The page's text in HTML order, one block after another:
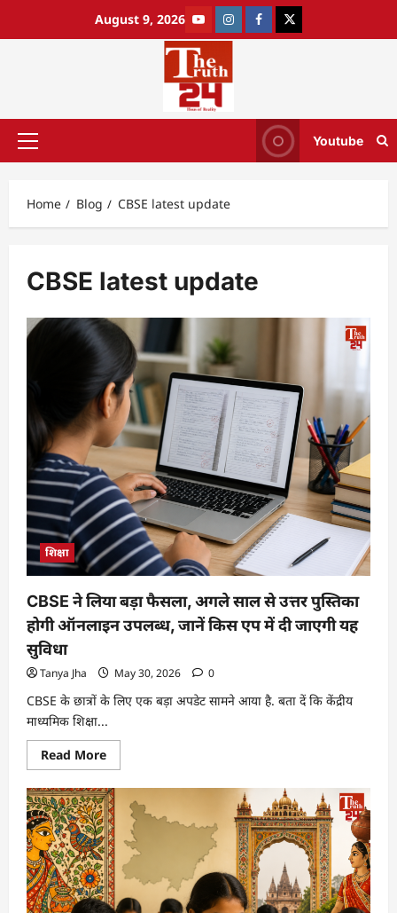
August 9, 2026
Youtube
Home Blog CBSE latest update
CBSE latest update
शिक्षा
CBSE ने लिया बड़ा फैसला, अगले साल से उत्तर पुस्तिका
होगी ऑनलाइन उपलब्ध, जानें किस एप में दी जाएगी यह
सुविधा
Tanya Jha May 30, 2026 0
CBSE के छात्रों के लिए एक बड़ा अपडेट सामने आया है. बता दें कि केंद्रीय
माध्यमिक शिक्षा...
Read More